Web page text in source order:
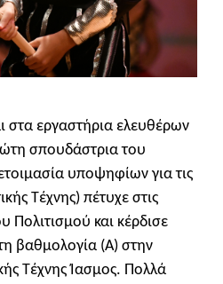
στα εργαστήρια ελευθέρων
σπουδάστρια του
υποψηφίων για τις
Τέχνης) πέτυχε στις
Πολιτισμού και κέρδισε
βαθμολογία (Α) στην
Τέχνης Ίασμος. Πολλά